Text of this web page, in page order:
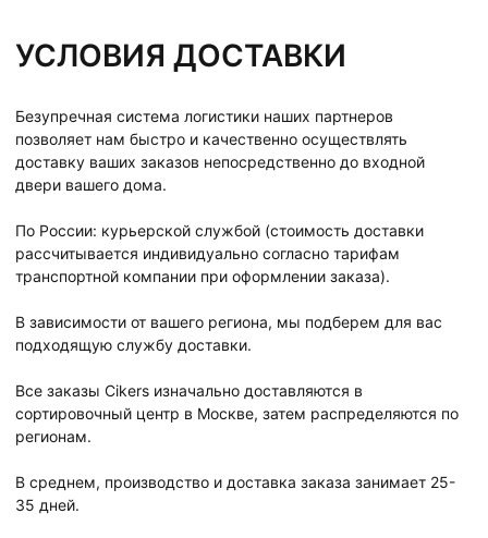
УСЛОВИЯ ДОСТАВКИ
Безупречная система логистики наших партнеров
позволяет нам быстро и качественно осуществлять
доставку ваших заказов непосредственно до входной
двери вашего дома.
По России: курьерской службой (стоимость доставки
рассчитывается индивидуально согласно тарифам
транспортной компании при оформлении заказа).
В зависимости от вашего региона, мы подберем для вас
подходящую службу доставки.
Все заказы Cikers изначально доставляются в
сортировочный центр в Москве, затем распределяются по
регионам.
В среднем, производство и доставка заказа занимает 25-
35 дней.